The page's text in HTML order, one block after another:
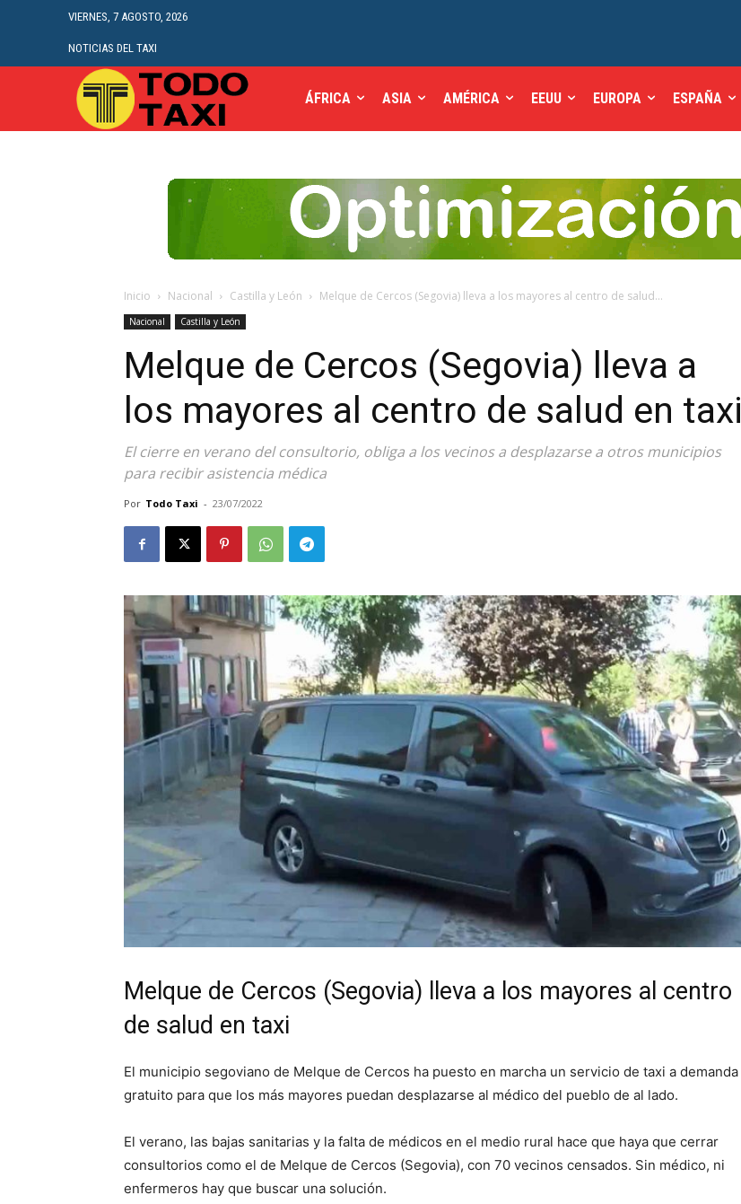
VIERNES, 7 AGOSTO, 2026
NOTICIAS DEL TAXI
ÁFRICA ASIA AMÉRICA EEUU EUROPA ESPAÑA
Inicio Nacional Castilla y León Melque de Cercos (Segovia) lleva a los mayores al centro de salud...
Nacional Castilla y León
Melque de Cercos (Segovia) lleva a
los mayores al centro de salud en taxi
El cierre en verano del consultorio, obliga a los vecinos a desplazarse a otros municipios
para recibir asistencia médica
Por Todo Taxi - 23/07/2022
Melque de Cercos (Segovia) lleva a los mayores al centro
de salud en taxi
El municipio segoviano de Melque de Cercos ha puesto en marcha un servicio de taxi a demanda
gratuito para que los más mayores puedan desplazarse al médico del pueblo de al lado.
El verano, las bajas sanitarias y la falta de médicos en el medio rural hace que haya que cerrar
consultorios como el de Melque de Cercos (Segovia), con 70 vecinos censados. Sin médico, ni
enfermeros hay que buscar una solución.